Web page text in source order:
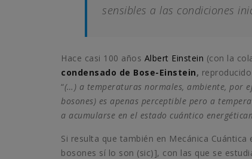
sensibles a las condiciones
Hace casi 100 años Albert Einstein (con la
condensado de Bose-Einstein,
“(…) a temperaturas normales, ambiente, por
bosones) es apenas perceptible pero a
a acumularse en el estado cuántico
Si resulta que también en Mecánica
bosones sí lo son (sic)], con las que se